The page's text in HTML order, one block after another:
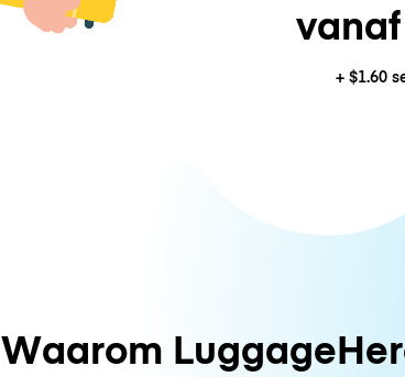
vanaf
+ $1.60
Waarom